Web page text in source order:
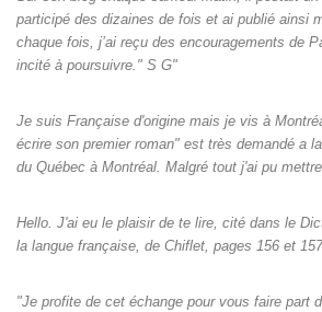
participé des dizaines de fois et ai publié ainsi
chaque fois, j’ai reçu des encouragements de
incité à poursuivre." S G"
Je suis Française d'origine mais je vis à
écrire son premier roman" est très demandé a
du Québec à Montréal. Malgré tout j'ai pu
Hello. J'ai eu le plaisir de te lire, cité dans le
la langue française, de Chiflet, pages 156 et
"Je profite de cet échange pour vous faire part